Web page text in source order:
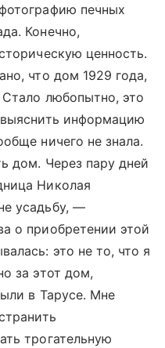
печных
Конечно,
ценность.
что дом 1929 года,
любопытно, это
выяснить информацию
ничего не знала.
дом. Через пару дней
Николая
усадьбу, —
о приобретении этой
это не то, что я
за этот дом,
в Тарусе. Мне
трогательную